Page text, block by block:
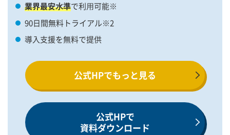
業界最安⽔準で利⽤可能※
90日間無料トライアル※2
導入支援を無料で提供
公式HPでもっと見る
公式HPで
資料ダウンロード